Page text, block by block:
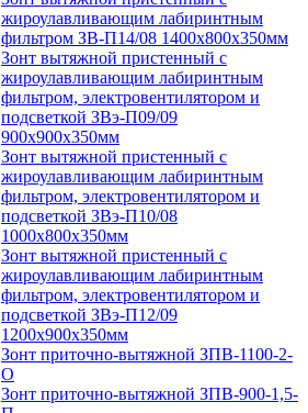
жироулавливающим лабиринтным
фильтром ЗВ-П14/08 1400х800х350мм
Зонт вытяжной пристенный с
жироулавливающим лабиринтным
фильтром, электровентилятором и
подсветкой ЗВэ-П09/09
900х900х350мм
Зонт вытяжной пристенный с
жироулавливающим лабиринтным
фильтром, электровентилятором и
подсветкой ЗВэ-П10/08
1000х800х350мм
Зонт вытяжной пристенный с
жироулавливающим лабиринтным
фильтром, электровентилятором и
подсветкой ЗВэ-П12/09
1200х900х350мм
Зонт приточно-вытяжной ЗПВ-1100-2-
О
Зонт приточно-вытяжной ЗПВ-900-1,5-